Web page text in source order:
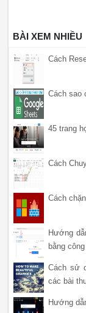
BÀI XEM NHIỀU
Cách
Cách sao
45 trang
Cách
Cách
Hướng
bằng
Cách sử
các bài
Hướng